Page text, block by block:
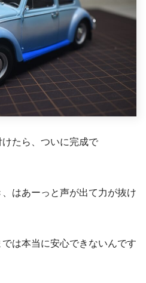
たら、ついに完成で
はあーっと声が出て力が抜け
は本当に安心できないんです